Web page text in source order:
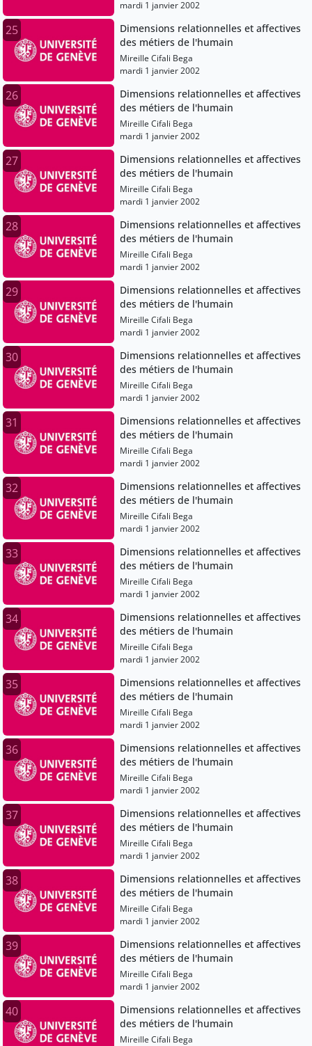
mardi 1 janvier 2002
25
Dimensions relationnelles et affectives
des métiers de l'humain
Mireille Cifali Bega
mardi 1 janvier 2002
26
Dimensions relationnelles et affectives
des métiers de l'humain
Mireille Cifali Bega
mardi 1 janvier 2002
27
Dimensions relationnelles et affectives
des métiers de l'humain
Mireille Cifali Bega
mardi 1 janvier 2002
28
Dimensions relationnelles et affectives
des métiers de l'humain
Mireille Cifali Bega
mardi 1 janvier 2002
29
Dimensions relationnelles et affectives
des métiers de l'humain
Mireille Cifali Bega
mardi 1 janvier 2002
30
Dimensions relationnelles et affectives
des métiers de l'humain
Mireille Cifali Bega
mardi 1 janvier 2002
31
Dimensions relationnelles et affectives
des métiers de l'humain
Mireille Cifali Bega
mardi 1 janvier 2002
32
Dimensions relationnelles et affectives
des métiers de l'humain
Mireille Cifali Bega
mardi 1 janvier 2002
33
Dimensions relationnelles et affectives
des métiers de l'humain
Mireille Cifali Bega
mardi 1 janvier 2002
34
Dimensions relationnelles et affectives
des métiers de l'humain
Mireille Cifali Bega
mardi 1 janvier 2002
35
Dimensions relationnelles et affectives
des métiers de l'humain
Mireille Cifali Bega
mardi 1 janvier 2002
36
Dimensions relationnelles et affectives
des métiers de l'humain
Mireille Cifali Bega
mardi 1 janvier 2002
37
Dimensions relationnelles et affectives
des métiers de l'humain
Mireille Cifali Bega
mardi 1 janvier 2002
38
Dimensions relationnelles et affectives
des métiers de l'humain
Mireille Cifali Bega
mardi 1 janvier 2002
39
Dimensions relationnelles et affectives
des métiers de l'humain
Mireille Cifali Bega
mardi 1 janvier 2002
40
Dimensions relationnelles et affectives
des métiers de l'humain
Mireille Cifali Bega